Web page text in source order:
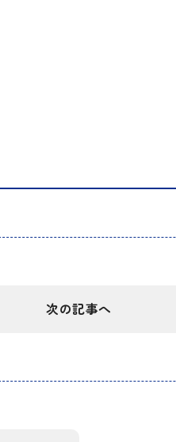
次の記事へ